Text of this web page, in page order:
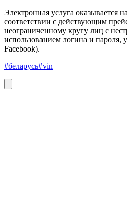
Электронная услуга оказывается
соответствии с действующим
неограниченному кругу лиц с
использованием логина и пароля,
Facebook).
#беларусь#vin